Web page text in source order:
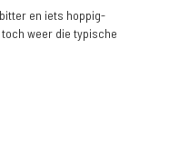
en iets hoppig-
weer die typische